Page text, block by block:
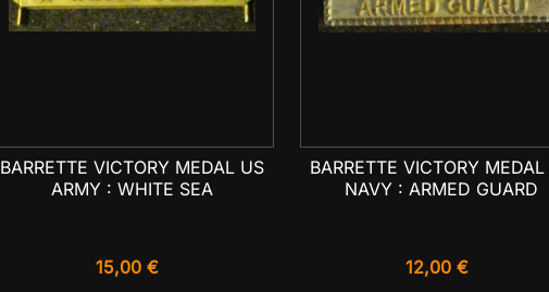
 Aperçu rapide
BARRETTE VICTORY MEDAL US
ARMY : WHITE SEA
15,00 €
 Aperçu rapide
BARRETTE VICTORY
NAVY : ARMED GUARD
12,00 €